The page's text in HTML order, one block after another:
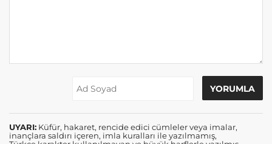
UYARI: Küfür, hakaret, rencide edici cümleler veya imalar,
inançlara saldırı içeren, imla kuralları ile yazılmamış,